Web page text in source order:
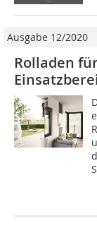
Ausgabe 12/2020
Rolladen